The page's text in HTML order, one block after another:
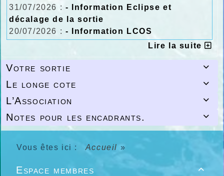
31/07/2026 : - Information Eclipse et
décalage de la sortie
20/07/2026 : - Information LCOS
Lire la suite

Votre sortie

Le longe cote

L’Association

Notes pour les encadrants.
Vous êtes ici : Accueil »

Espace membres